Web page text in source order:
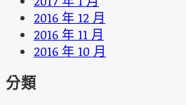
2016 年 12 月
2016 年 11 月
2016 年 10 月
分類